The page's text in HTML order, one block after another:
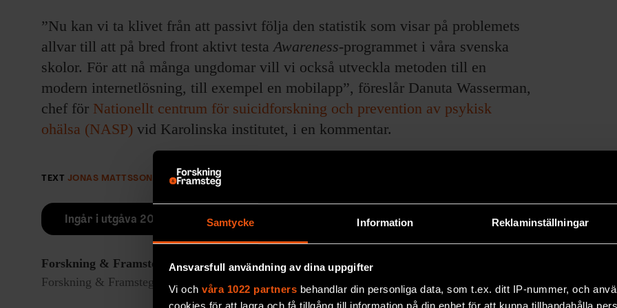
Samtycke Information Reklaminställningar
Ansvarsfull användning av dina uppgifter
Vi och våra 1022 partners behandlar din personliga data, som t.ex. ditt IP-nummer, och
cookies för att lagra och få tillgång till information på din enhet för att kunna tillhandahålla
”Nu kan vi ta klivet från att passivt följa den statistik som visar på problemets
allvar till att på bred front aktivt testa Awareness-programmet i våra svenska
skolor. För att nå många ungdomar vill vi också utveckla metoden till en
modern internetlösning, till exempel en mobilapp”, föreslår Danuta Wasserman,
chef för Nationellt centrum för suicidforskning och prevention av psykisk
ohälsa (NASP) vid Karolinska institutet, i en kommentar.
TEXT JONAS MATTSSON PUBLICERAD2015-02-03
Ingår i utgåva 2015/4
Forskning & Framsteg
rapporterar om fackgranskade forskningsresultat och om pågående forskning.
Forskning & Framsteg har bevakat vetenskap sedan 1966 och drivs utan vinstsyfte.